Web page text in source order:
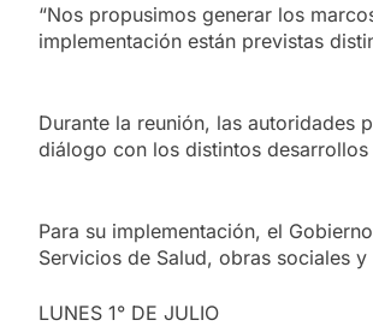
“Nos propusimos generar los
implementación están previstas
Durante la reunión, las autoridades
diálogo con los distintos
Para su implementación, el
Servicios de Salud, obras sociales
LUNES 1° DE JULIO